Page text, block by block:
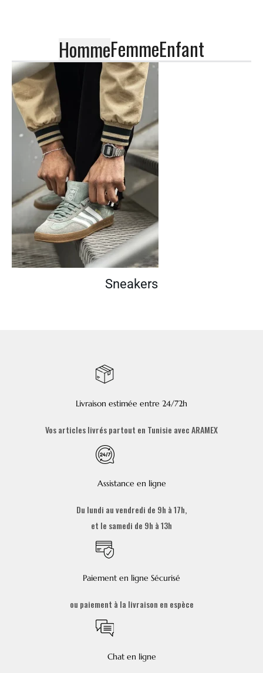
HommeFemmeEnfant
Sneakers
Livraison estimée entre 24/72h
Vos articles livrés partout en Tunisie avec ARAMEX
Assistance en ligne
Du lundi au vendredi de 9h à 17h,
et le samedi de 9h à 13h
Paiement en ligne Sécurisé
ou paiement à la livraison en espèce
Chat en ligne